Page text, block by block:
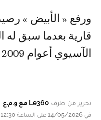
ورفع « الأبيض »
قارية بعدما سبق له
الآسيوي أعوام 2009 و2012 و2013.
تحرير من طرف Le360 مع و.م.ع
في 14/05/2026 على الساعة 12:30